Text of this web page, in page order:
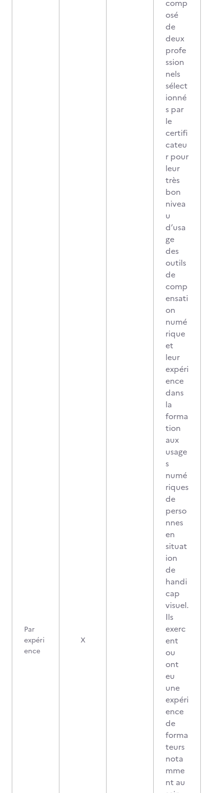
Par
expéri
ence
X
comp
osé
de
deux
profe
ssion
nels
sélect
ionné
s par
le
certifi
cateu
r pour
leur
très
bon
nivea
u
d’usa
ge
des
outils
de
comp
ensati
on
numé
rique
et
leur
expéri
ence
dans
la
forma
tion
aux
usage
s
numé
riques
de
perso
nnes
en
situat
ion
de
handi
cap
visuel.
Ils
exerc
ent
ou
ont
eu
une
expéri
ence
de
forma
teurs
nota
mme
nt au